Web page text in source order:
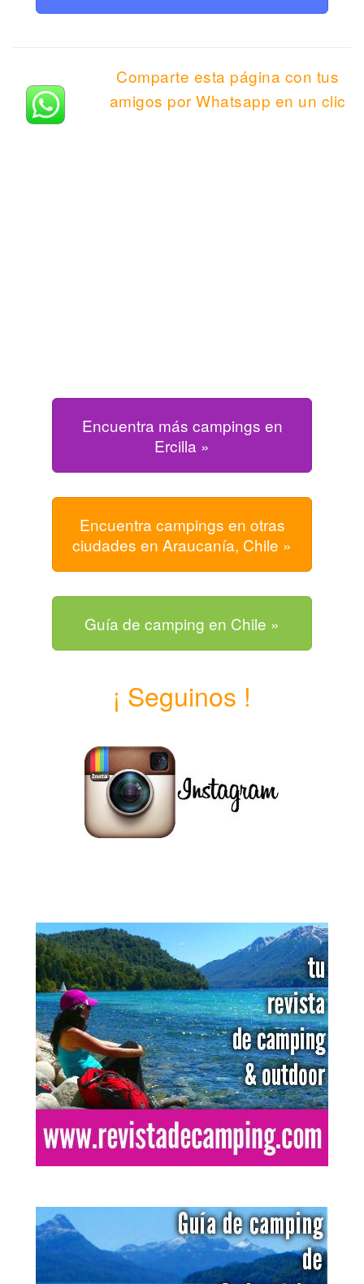
Comparte esta página con tus
amigos por Whatsapp en un clic
Encuentra más campings en
Ercilla »
Encuentra campings en otras
ciudades en Araucanía, Chile »
Guía de camping en Chile »
¡ Seguinos !